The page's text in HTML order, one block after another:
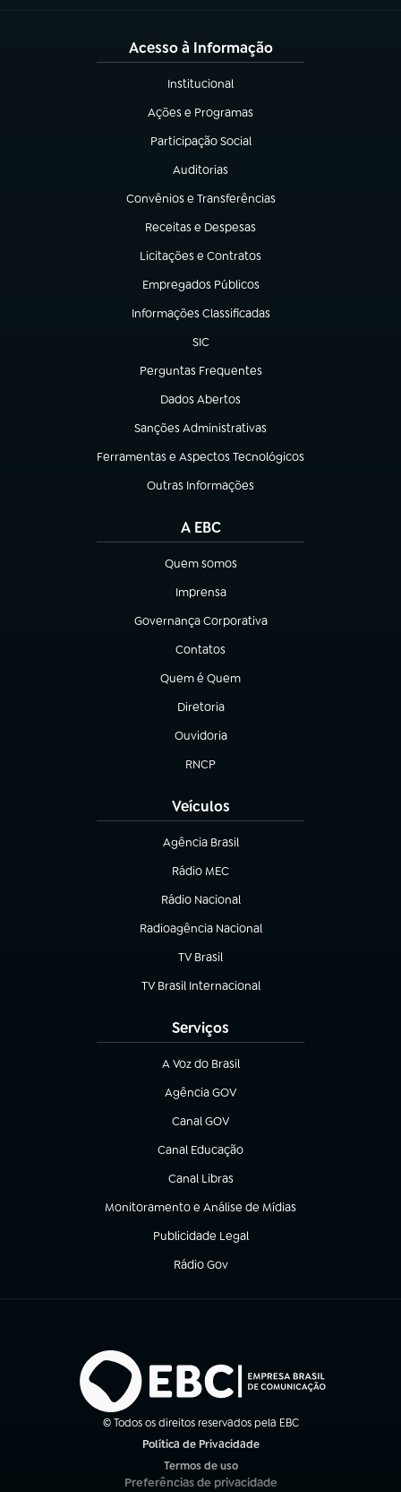
Acesso à Informação
Institucional
(abre em nova aba)
Ações e Programas
(abre em nova aba)
Participação Social
(abre em nova aba)
Auditorias
(abre em nova aba)
Convênios e Transferências
(abre em nova aba)
Receitas e Despesas
(abre em nova aba)
Licitações e Contratos
(abre em nova aba)
Empregados Públicos
(abre em nova aba)
Informações Classificadas
(abre em nova aba)
SIC
(abre em nova aba)
Perguntas Frequentes
(abre em nova aba)
Dados Abertos
(abre em nova aba)
Sanções Administrativas
(abre em nova aba)
Ferramentas e Aspectos Tecnológicos
(abre em nova aba)
Outras Informações
(abre em nova aba)
A EBC
Quem somos
(abre em nova aba)
Imprensa
(abre em nova aba)
Governança Corporativa
(abre em nova aba)
Contatos
(abre em nova aba)
Quem é Quem
(abre em nova aba)
Diretoria
(abre em nova aba)
Ouvidoria
(abre em nova aba)
RNCP
(abre em nova aba)
Veículos
Agência Brasil
(abre em nova aba)
Rádio MEC
(abre em nova aba)
Rádio Nacional
Radioagência Nacional
(abre em nova aba)
TV Brasil
(abre em nova aba)
TV Brasil Internacional
(abre em nova aba)
Serviços
A Voz do Brasil
(abre em nova aba)
Agência GOV
(abre em nova aba)
Canal GOV
(abre em nova aba)
Canal Educação
(abre em nova aba)
Canal Libras
(abre em nova aba)
Monitoramento e Análise de Mídias
(abre em nova aba)
Publicidade Legal
(abre em nova aba)
Rádio Gov
(abre em nova aba)
© Todos os direitos reservados pela EBC
Política de Privacidade
Termos de uso
(abre em nova aba)
Preferências de privacidade